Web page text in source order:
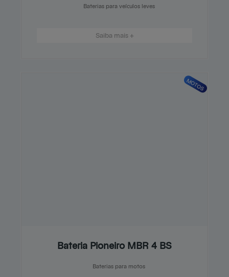
Baterias para veículos leves
Saiba mais +
MOTOS
Bateria Pioneiro MBR 4 BS
Baterias para motos